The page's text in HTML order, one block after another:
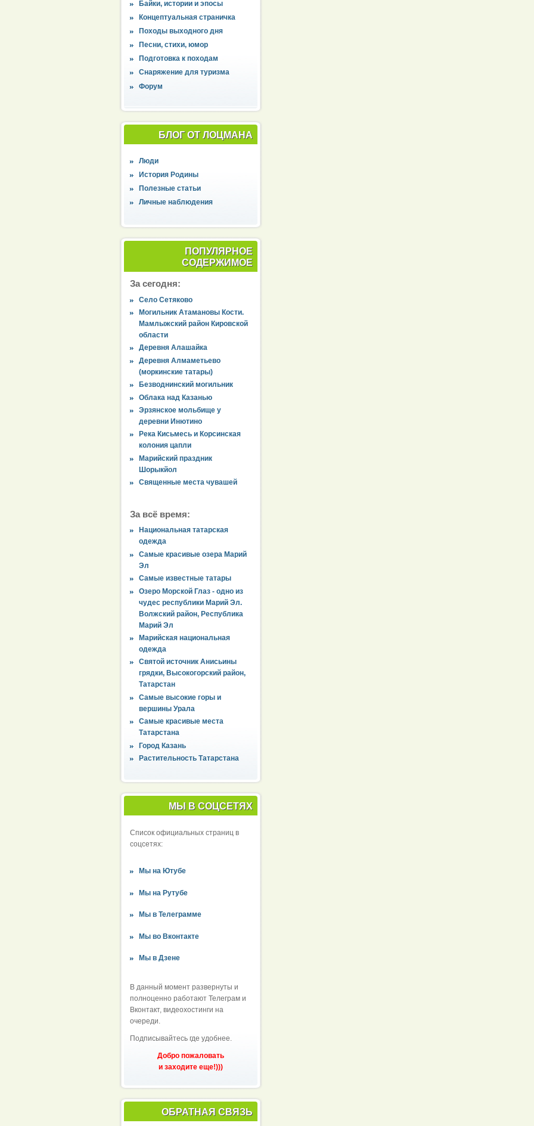
Байки, истории и эпосы
Концептуальная страничка
Походы выходного дня
Песни, стихи, юмор
Подготовка к походам
Снаряжение для туризма
Форум
БЛОГ ОТ ЛОЦМАНА
Люди
История Родины
Полезные статьи
Личные наблюдения
ПОПУЛЯРНОЕ
СОДЕРЖИМОЕ
За сегодня:
Село Сетяково
Могильник Атамановы Кости.
Мамлыжский район Кировской
области
Деревня Алашайка
Деревня Алмаметьево
(моркинские татары)
Безводнинский могильник
Облака над Казанью
Эрзянское мольбище у
деревни Инютино
Река Кисьмесь и Корсинская
колония цапли
Марийский праздник
Шорыкйол
Священные места чувашей
За всё время:
Национальная татарская
одежда
Самые красивые озера Марий
Эл
Самые известные татары
Озеро Морской Глаз - одно из
чудес республики Марий Эл.
Волжский район, Республика
Марий Эл
Марийская национальная
одежда
Святой источник Анисьины
грядки, Высокогорский район,
Татарстан
Самые высокие горы и
вершины Урала
Самые красивые места
Татарстана
Город Казань
Растительность Татарстана
МЫ В СОЦСЕТЯХ
Список официальных страниц в
соцсетях:
Мы на Ютубе
Мы на Рутубе
Мы в Телеграмме
Мы во Вконтакте
Мы в Дзене
В данный момент развернуты и
полноценно работают Телеграм и
Вконтакт, видеохостинги на
очереди.
Подписывайтесь где удобнее.
Добро пожаловать
и заходите еще!)))
ОБРАТНАЯ СВЯЗЬ